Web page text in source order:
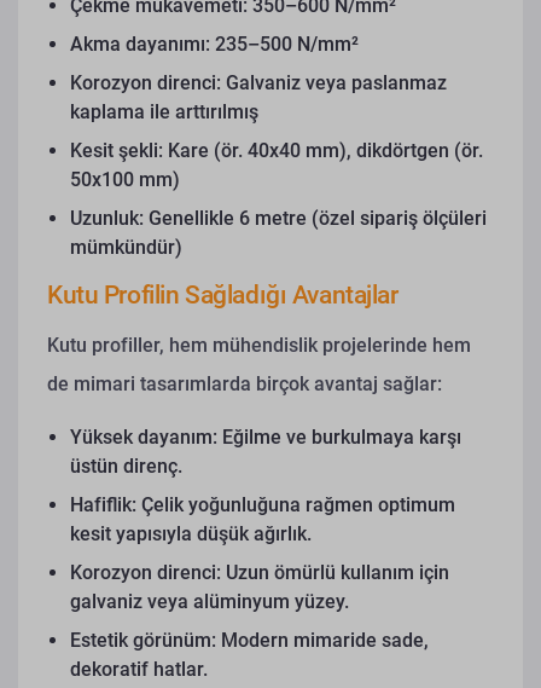
Çekme mukavemeti: 350–600 N/mm²
Akma dayanımı: 235–500 N/mm²
Korozyon direnci: Galvaniz veya paslanmaz
kaplama ile arttırılmış
Kesit şekli: Kare (ör. 40x40 mm), dikdörtgen (ör.
50x100 mm)
Uzunluk: Genellikle 6 metre (özel sipariş ölçüleri
mümkündür)
Kutu Profilin Sağladığı Avantajlar
Kutu profiller, hem mühendislik projelerinde hem
de mimari tasarımlarda birçok avantaj sağlar:
Yüksek dayanım: Eğilme ve burkulmaya karşı
üstün direnç.
Hafiflik: Çelik yoğunluğuna rağmen optimum
kesit yapısıyla düşük ağırlık.
Korozyon direnci: Uzun ömürlü kullanım için
galvaniz veya alüminyum yüzey.
Estetik görünüm: Modern mimaride sade,
dekoratif hatlar.